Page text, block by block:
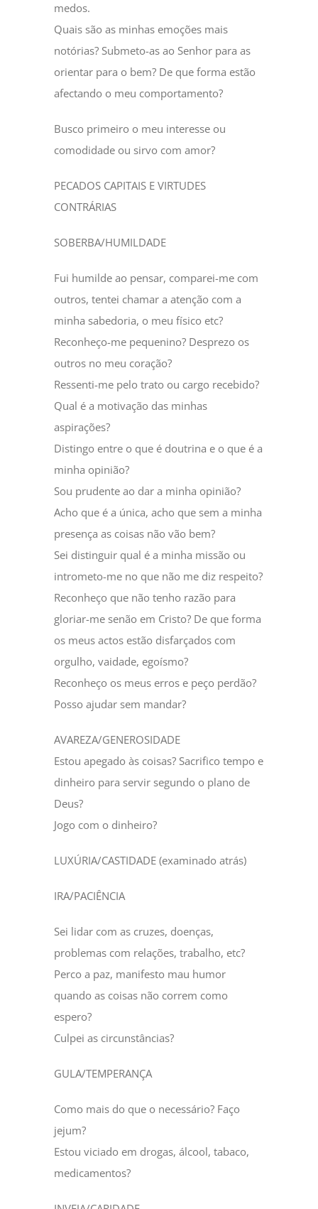
medos.
Quais são as minhas emoções mais
notórias? Submeto-as ao Senhor para as
orientar para o bem? De que forma estão
afectando o meu comportamento?
Busco primeiro o meu interesse ou
comodidade ou sirvo com amor?
PECADOS CAPITAIS E VIRTUDES
CONTRÁRIAS
SOBERBA/HUMILDADE
Fui humilde ao pensar, comparei-me com
outros, tentei chamar a atenção com a
minha sabedoria, o meu físico etc?
Reconheço-me pequenino? Desprezo os
outros no meu coração?
Ressenti-me pelo trato ou cargo recebido?
Qual é a motivação das minhas
aspirações?
Distingo entre o que é doutrina e o que é a
minha opinião?
Sou prudente ao dar a minha opinião?
Acho que é a única, acho que sem a minha
presença as coisas não vão bem?
Sei distinguir qual é a minha missão ou
intrometo-me no que não me diz respeito?
Reconheço que não tenho razão para
gloriar-me senão em Cristo? De que forma
os meus actos estão disfarçados com
orgulho, vaidade, egoísmo?
Reconheço os meus erros e peço perdão?
Posso ajudar sem mandar?
AVAREZA/GENEROSIDADE
Estou apegado às coisas? Sacrifico tempo e
dinheiro para servir segundo o plano de
Deus?
Jogo com o dinheiro?
LUXÚRIA/CASTIDADE (examinado atrás)
IRA/PACIÊNCIA
Sei lidar com as cruzes, doenças,
problemas com relações, trabalho, etc?
Perco a paz, manifesto mau humor
quando as coisas não correm como
espero?
Culpei as circunstâncias?
GULA/TEMPERANÇA
Como mais do que o necessário? Faço
jejum?
Estou viciado em drogas, álcool, tabaco,
medicamentos?